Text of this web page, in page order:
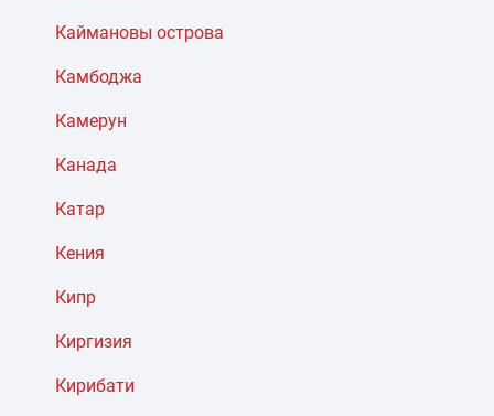
Каймановы острова
Камбоджа
Камерун
Канада
Катар
Кения
Кипр
Киргизия
Кирибати